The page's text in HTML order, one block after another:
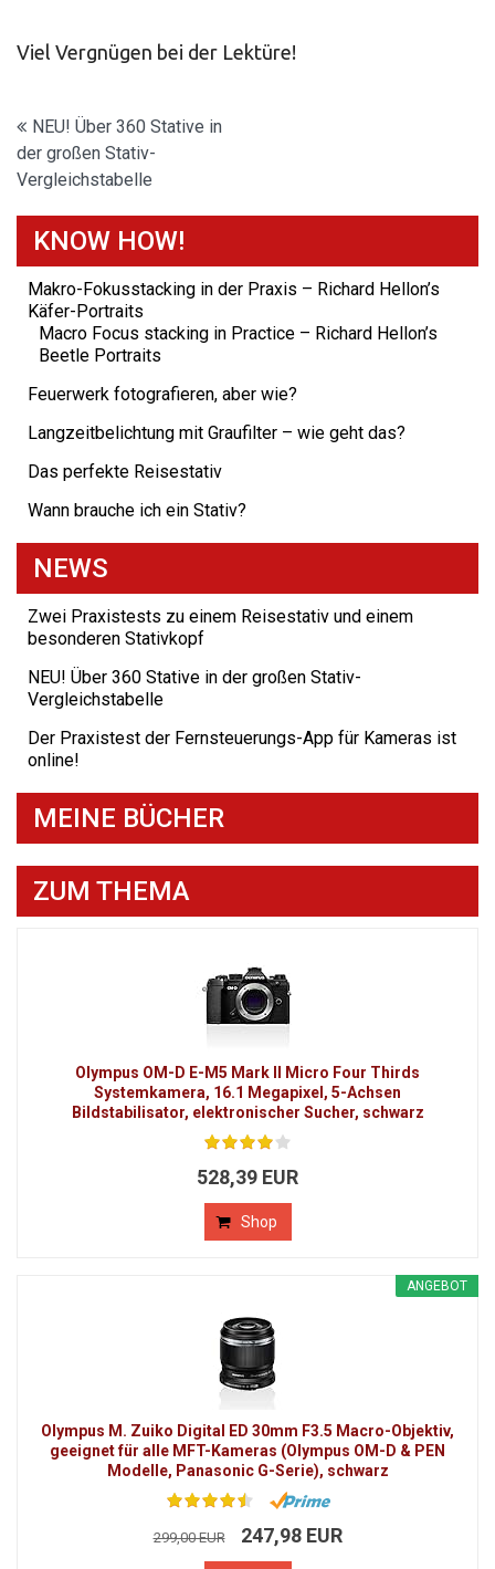
Viel Vergnügen bei der Lektüre!
Beitragsnavigation
NEU! Über 360 Stative in
der großen Stativ-
Vergleichstabelle
KNOW HOW!
Makro-Fokusstacking in der Praxis – Richard Hellon’s
Käfer-Portraits
Macro Focus stacking in Practice – Richard Hellon’s
Beetle Portraits
Feuerwerk fotografieren, aber wie?
Langzeitbelichtung mit Graufilter – wie geht das?
Das perfekte Reisestativ
Wann brauche ich ein Stativ?
NEWS
Zwei Praxistests zu einem Reisestativ und einem
besonderen Stativkopf
NEU! Über 360 Stative in der großen Stativ-
Vergleichstabelle
Der Praxistest der Fernsteuerungs-App für Kameras ist
online!
MEINE BÜCHER
ZUM THEMA
Olympus OM-D E-M5 Mark II Micro Four Thirds
Systemkamera, 16.1 Megapixel, 5-Achsen
Bildstabilisator, elektronischer Sucher, schwarz
528,39 EUR
Shop
ANGEBOT
Olympus M. Zuiko Digital ED 30mm F3.5 Macro-Objektiv,
geeignet für alle MFT-Kameras (Olympus OM-D & PEN
Modelle, Panasonic G-Serie), schwarz
299,00 EUR 247,98 EUR